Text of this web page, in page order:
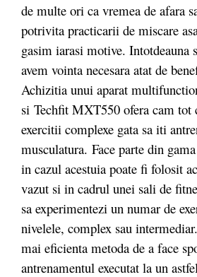
de multe ori ca vremea de afara
potrivita practicarii de miscare
gasim iarasi motive. Intotdeauna
avem vointa necesara atat de
Achizitia unui aparat
si Techfit MXT550 ofera cam tot
exercitii complexe gata sa iti
musculatura. Face parte din
in cazul acestuia poate fi folosit
vazut si in cadrul unei sali de
sa experimentezi un numar de
nivelele, complex sau
mai eficienta metoda de a face
antrenamentul executat la un